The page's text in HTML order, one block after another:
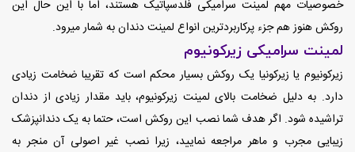
خصوصیات مهم لمینت سرامیکی فلدسپاتیک هستند، اما با این حال این
روکش هنوز هم جزء پرکاربردترین انواع لمینت دندان به شمار میرود.
لمینت سرامیکی زیرکونیوم
زیرکونیوم یا زیرکونیا یک روکش بسیار محکم است که تقریبا ضخامت زیادی
دارد. به دلیل ضخامت بالای لمینت زیرکونیوم، باید مقدار زیادی از دندان
تراشیده شود. اگر هدف شما نصب این روکش است، حتما به یک دندانپزشک
زیبایی مجرب و ماهر مراجعه نمایید، زیرا نصب غیر اصولی آن منجر به